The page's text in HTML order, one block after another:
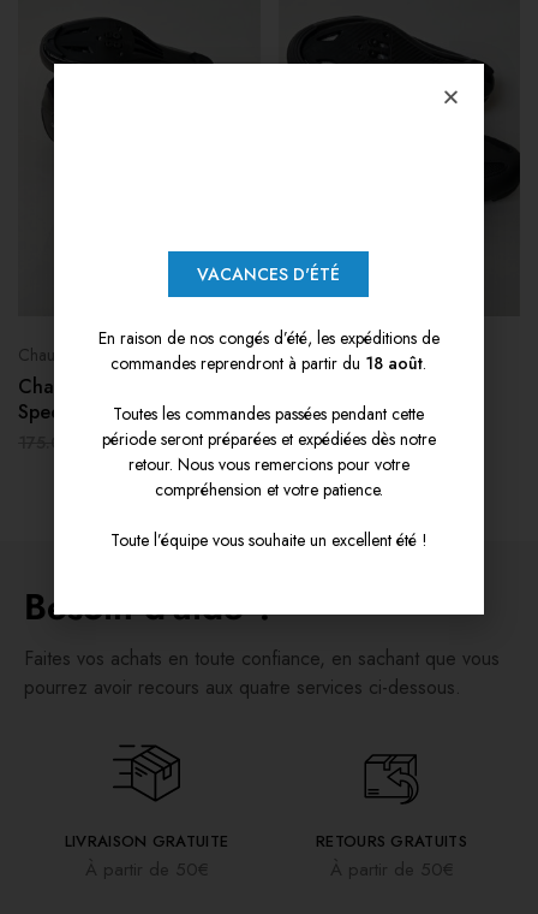
Chaussures
Chaussures Vélo Route
Speed Road Chameleon
87.50€
Chaussures
Race Road Black
175.00€ 87.50€
Besoin d'aide ?
Faites vos achats en toute confiance, en sachant que vous
pourrez avoir recours aux quatre services ci-dessous.
LIVRAISON GRATUITE
À partir de 50€
RETOURS GRATUITS
À partir de 50€
VACANCES D'ÉTÉ
En raison de nos congés d’été, les expéditions de
commandes reprendront à partir du 18 août.
Toutes les commandes passées pendant cette
période seront préparées et expédiées dès notre
retour. Nous vous remercions pour votre
compréhension et votre patience.
Toute l’équipe vous souhaite un excellent été !